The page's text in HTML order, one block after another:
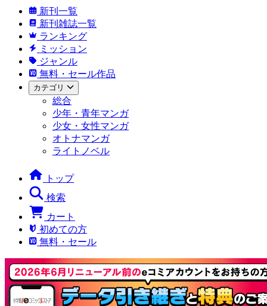
新刊一覧
新刊雑誌一覧
ランキング
ミッション
ジャンル
無料・セール作品
カテゴリ
総合
少年・青年マンガ
少女・女性マンガ
オトナマンガ
ライトノベル
トップ
検索
カート
初めての方
無料・セール